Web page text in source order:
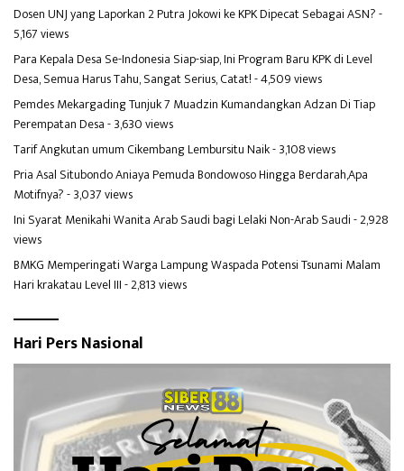
Dosen UNJ yang Laporkan 2 Putra Jokowi ke KPK Dipecat Sebagai ASN?-
5,167 views
Para Kepala Desa Se-Indonesia Siap-siap, Ini Program Baru KPK di Level
Desa, Semua Harus Tahu, Sangat Serius, Catat!- 4,509 views
Pemdes Mekargading Tunjuk 7 Muadzin Kumandangkan Adzan Di Tiap
Perempatan Desa- 3,630 views
Tarif Angkutan umum Cikembang Lembursitu Naik- 3,108 views
Pria Asal Situbondo Aniaya Pemuda Bondowoso Hingga Berdarah,Apa
Motifnya?- 3,037 views
Ini Syarat Menikahi Wanita Arab Saudi bagi Lelaki Non-Arab Saudi- 2,928
views
BMKG Memperingati Warga Lampung Waspada Potensi Tsunami Malam
Hari krakatau Level III- 2,813 views
Hari Pers Nasional